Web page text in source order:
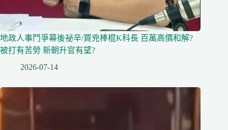
地政人事鬥爭幕後祕辛/買兇棒棍K科長 百萬高價和解?
被打有苦勞 新朝升官有望?
2026-07-14